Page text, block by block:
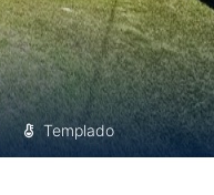
Templado